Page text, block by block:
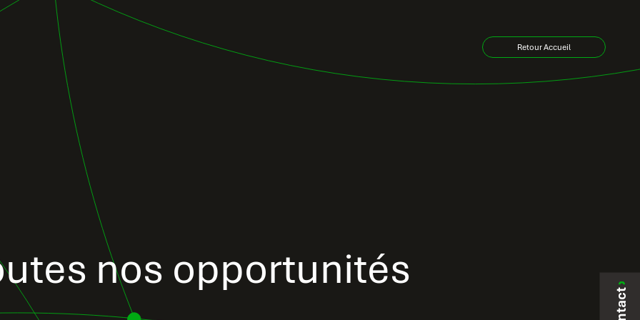
Retour Accueil
nos opportunités